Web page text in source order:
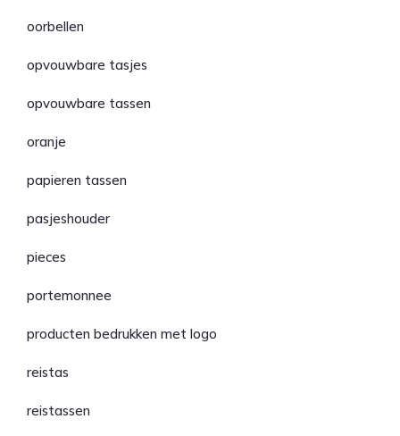
oorbellen
opvouwbare tasjes
opvouwbare tassen
oranje
papieren tassen
pasjeshouder
pieces
portemonnee
producten bedrukken met logo
reistas
reistassen